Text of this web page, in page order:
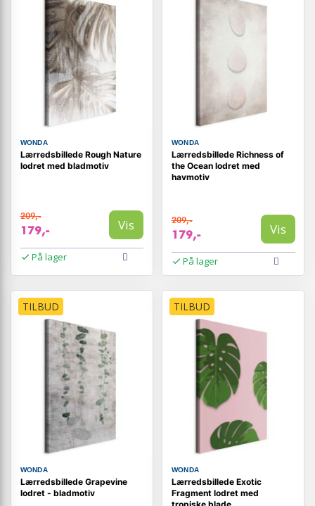
WONDA
Lærredsbillede Rough Nature
lodret med bladmotiv
209,-
179,- Vis
På lager
WONDA
Lærredsbillede Richness of
the Ocean lodret med
havmotiv
209,-
179,- Vis
På lager
TILBUD
WONDA
Lærredsbillede Grapevine
lodret - bladmotiv
TILBUD
WONDA
Lærredsbillede Exotic
Fragment lodret med